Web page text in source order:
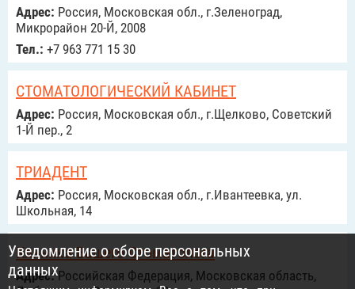
Адрес: Россия, Московская обл., г.Зеленоград,
Микрорайон 20-Й, 2008
Тел.: +7 963 771 15 30
СТОМАТОЛОГИЧЕСКИЙ КАБИНЕТ
Адрес: Россия, Московская обл., г.Щелково, Советский
1-Й пер., 2
ТРИАДЕНТ
Адрес: Россия, Московская обл., г.Ивантеевка, ул.
Школьная, 14
Клиника Вашего Стоматолога
Адрес:Российcкая Федерация, Московская область,
Уведомление о сборе персональных
данных